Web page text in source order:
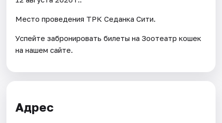
Место проведения ТРК Седанка Сити.
Успейте забронировать билеты на Зоотеатр кошек
на нашем сайте.
Адрес